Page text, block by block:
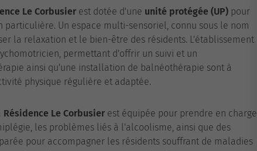
Le Corbusier est dotée d'une unité protégée (UP) pour
Un espace multi-sensoriel, connu sous le nom
la relaxation et le bien-être des résidents. L'établissement
permettant d'offrir un suivi et un
ainsi qu'une installation de balnéothérapie sont à
physique régulière et adaptée.
Résidence Le Corbusier est équipée pour prendre en charge
les problèmes liés à l'alcoolisme, ainsi que des
pour accompagner les résidents souffrant de maladies